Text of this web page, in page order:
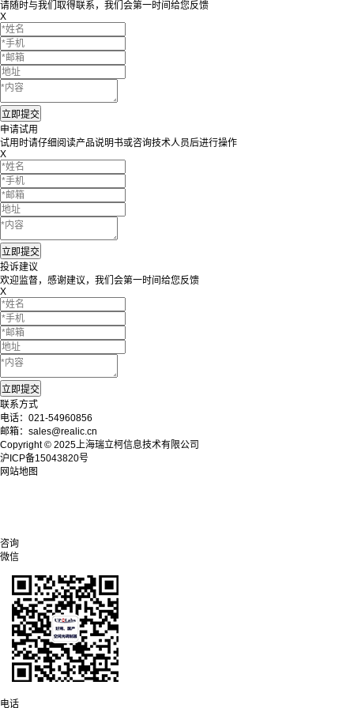
请随时与我们取得联系，我们会第一时间给您反馈
X
申请试用
试用时请仔细阅读产品说明书或咨询技术人员后进行操作
X
投诉建议
欢迎监督，感谢建议，我们会第一时间给您反馈
X
联系方式
电话：021-54960856
邮箱：sales@realic.cn
Copyright © 2025上海瑞立柯信息技术有限公司
沪ICP备15043820号
网站地图
咨询
微信
电话